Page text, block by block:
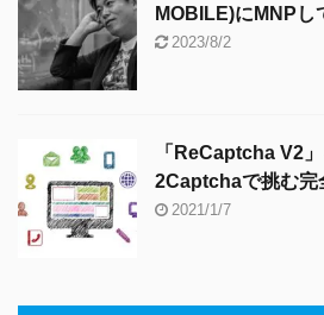
MOBILE)にMNPし
2023/8/2
「ReCaptcha V2
2Captchaで挑む完
2021/1/7